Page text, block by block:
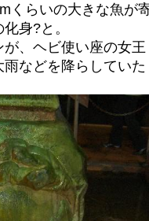
くらいの大きな魚が
身?と。
、ヘビ使い座の女王
などを降らしていた